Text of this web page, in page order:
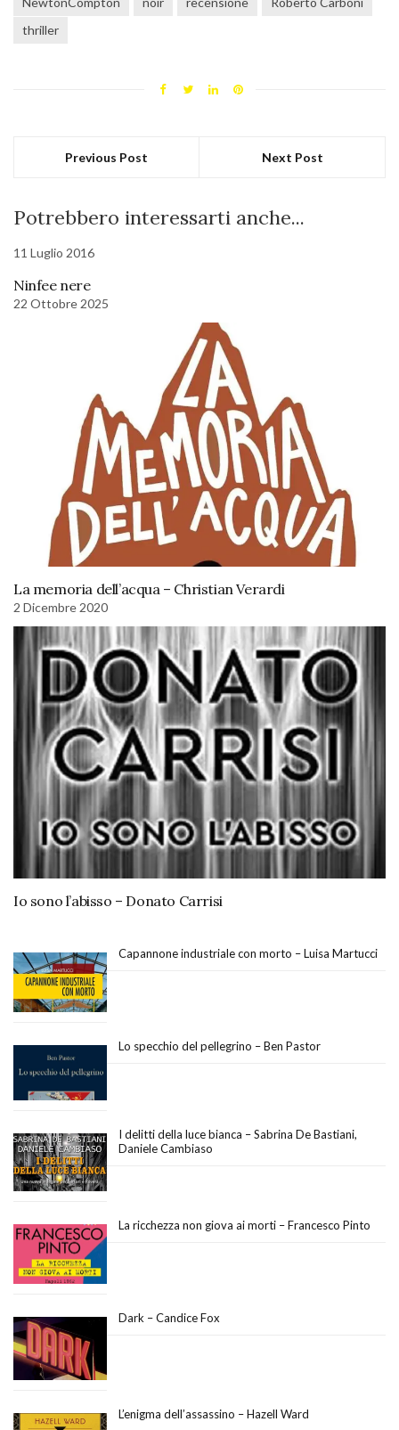
thriller
Previous Post Next Post
Potrebbero interessarti anche...
11 Luglio 2016
Ninfee nere
22 Ottobre 2025
La memoria dell’acqua – Christian Verardi
2 Dicembre 2020
Io sono l’abisso – Donato Carrisi
Capannone industriale con morto – Luisa Martucci
Lo specchio del pellegrino – Ben Pastor
I delitti della luce bianca – Sabrina De Bastiani,
Daniele Cambiaso
La ricchezza non giova ai morti – Francesco Pinto
Dark – Candice Fox
L’enigma dell’assassino – Hazell Ward